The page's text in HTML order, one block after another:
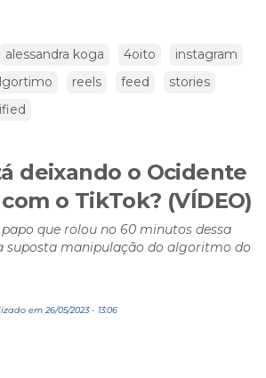
alessandra koga 4oito
instagram
reels feed
stories
deixando o Ocidente
o TikTok? (VÍDEO)
que rolou no 60 minutos dessa
suposta manipulação do algoritmo do
em 26/05/2023 - 13:06